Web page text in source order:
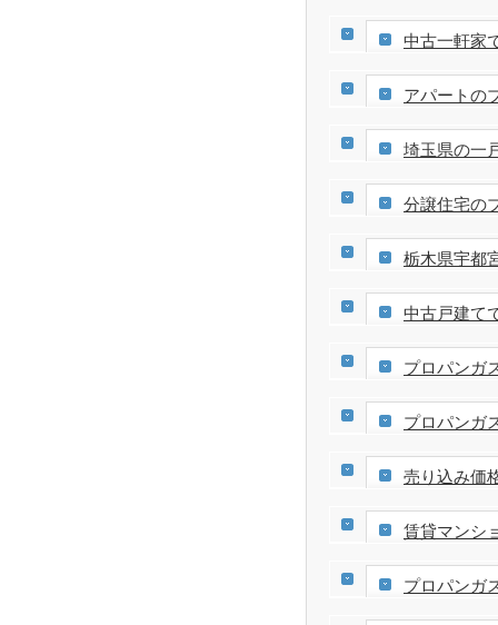
中古一軒家
アパートの
埼玉県の一
分譲住宅の
栃木県宇都
中古戸建て
プロパンガ
プロパンガ
売り込み価
賃貸マンシ
プロパンガ